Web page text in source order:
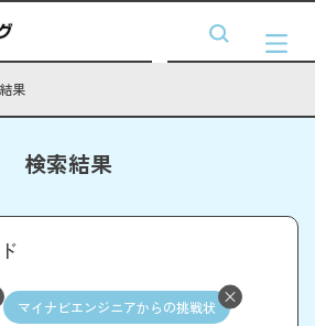
果
検索結果
マイナビエンジニアからの挑戦状